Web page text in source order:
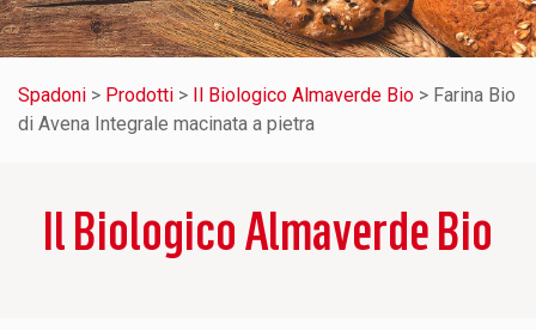
Spadoni > Prodotti > Il Biologico Almaverde Bio > Farina Bio
di Avena Integrale macinata a pietra
Il Biologico Almaverde Bio